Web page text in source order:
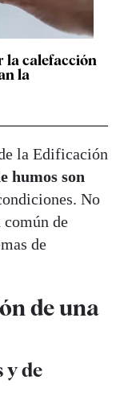
la calefacción
la
la Edificación
humos son
No
común de
de
de una
y de